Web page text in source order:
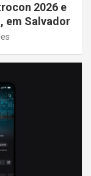
2026 e
em Salvador